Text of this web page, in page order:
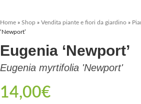
Home » Shop » Vendita piante e fiori da giardino »
‘Newport’
Eugenia ‘Newport’
Eugenia myrtifolia 'Newport'
14,00€